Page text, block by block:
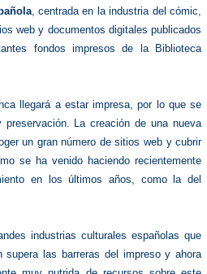
, centrada en la industria del cómic,
web y documentos digitales publicados
fondos impresos de la Biblioteca
llegará a estar impresa, por lo que se
La creación de una nueva
un gran número de sitios web y cubrir
se ha venido haciendo recientemente
en los últimos años, como la del
industrias culturales españolas que
las barreras del impreso y ahora